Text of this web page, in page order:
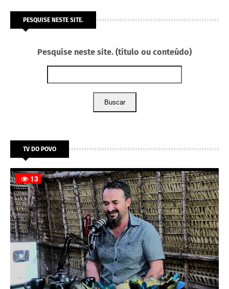
PESQUISE NESTE SITE.
Pesquise neste site. (título ou conteúdo)
Buscar
TV DO POVO